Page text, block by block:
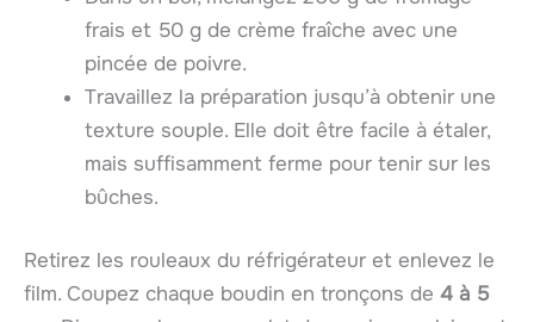
frais et 50 g de crème fraîche avec une
pincée de poivre.
Travaillez la préparation jusqu’à obtenir une
texture souple. Elle doit être facile à étaler,
mais suffisamment ferme pour tenir sur les
bûches.
Retirez les rouleaux du réfrigérateur et enlevez le
film. Coupez chaque boudin en tronçons de 4 à 5